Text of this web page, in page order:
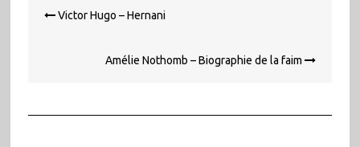
de Victor Hugo – Hernani
Amélie Nothomb – Biographie de la faim